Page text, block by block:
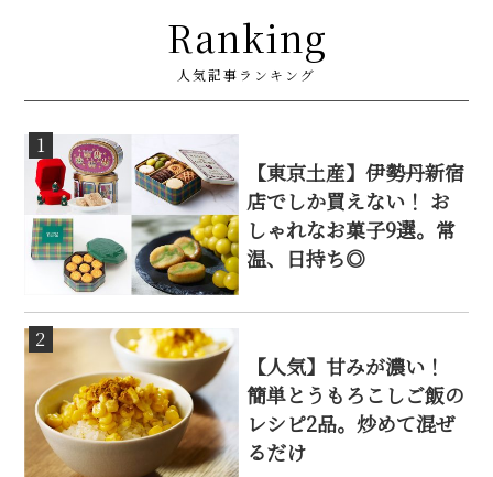
Ranking
人気記事ランキング
1
【東京土産】伊勢丹新宿
店でしか買えない！ お
しゃれなお菓子9選。常
温、日持ち◎
2
【人気】甘みが濃い！
簡単とうもろこしご飯の
レシピ2品。炒めて混ぜ
るだけ